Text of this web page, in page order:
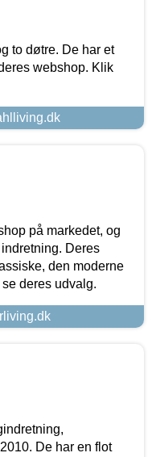
to døtre. De har et
webshop. Klik
på markedet, og
Deres
den moderne
deres udvalg.
De har en flot